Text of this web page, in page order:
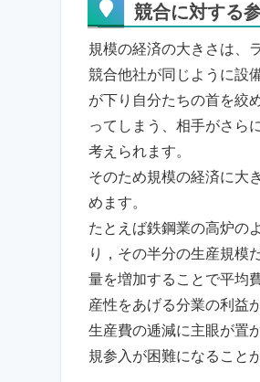
競合に対する
規模の経済の大きさは、
競合他社が同じように設
が下り自分たちの首を絞
ってしまう、相手がさら
考えられます。
そのため規模の経済に大
めます。
たとえば鉄鋼業の高炉の
り，その半分の生産規模
量を増加することで平均
産性をあげる分業の利益
生産費の逓減に主眼が置
規参入が困難になること